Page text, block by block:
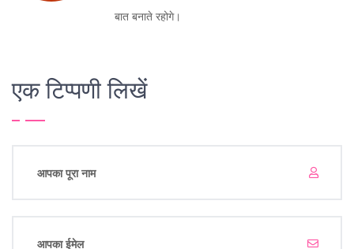
बात बनाते रहोगे।
एक टिप्पणी लिखें